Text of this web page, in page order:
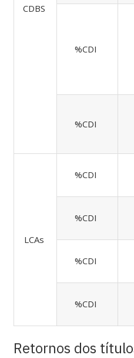
CDBS
%CDI
%CDI
LCAs
%CDI
%CDI
%CDI
%CDI
Retornos dos